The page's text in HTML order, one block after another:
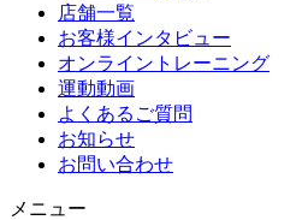
店舗一覧
お客様インタビュー
オンライントレーニング
運動動画
よくあるご質問
お知らせ
お問い合わせ
メニュー